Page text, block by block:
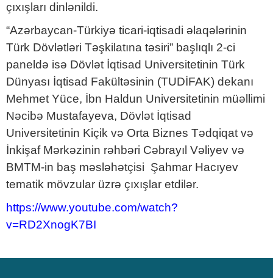
çıxışları dinlənildi.
“Azərbaycan-Türkiyə ticari-iqtisadi əlaqələrinin
Türk Dövlətləri Təşkilatına təsiri” başlıqlı 2-ci
paneldə isə Dövlət İqtisad Universitetinin Türk
Dünyası İqtisad Fakültəsinin (TUDİFAK) dekanı
Mehmet Yüce, İbn Haldun Universitetinin müəllimi
Nəcibə Mustafayeva, Dövlət İqtisad
Universitetinin Kiçik və Orta Biznes Tədqiqat və
İnkişaf Mərkəzinin rəhbəri Cəbrayıl Vəliyev və
BMTM-in baş məsləhətçisi Şahmar Hacıyev
tematik mövzular üzrə çıxışlar etdilər.
https://www.youtube.com/watch?
v=RD2XnogK7BI